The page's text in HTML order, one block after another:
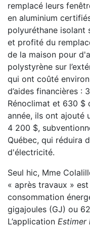
remplacé leurs
en aluminium
polyuréthane isolant
et profité du
de la maison pour
polystyrène sur
qui ont coûté
d’aides financières :
Rénoclimat et 630 $
année, ils ont ajouté
4 200 $,
Québec, qui réduira
d'électricité.
Seul hic, Mme
« après travaux »
consommation
gigajoules (GJ) ou
L’application Estimer